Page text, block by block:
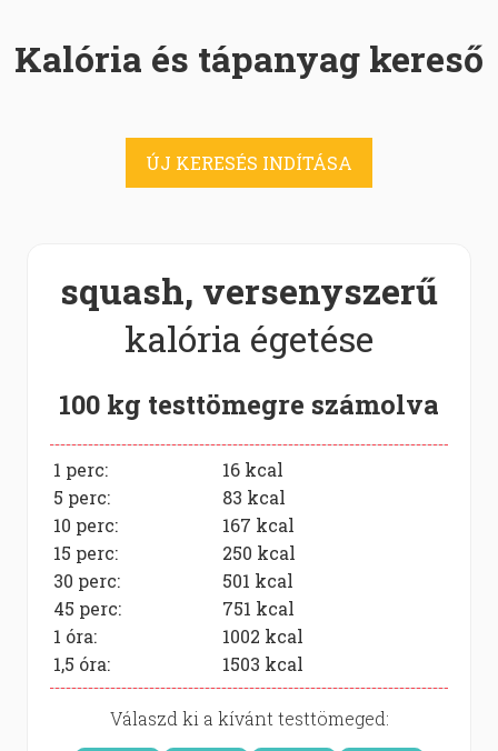
Kalória és tápanyag kereső
ÚJ KERESÉS INDÍTÁSA
squash, versenyszerű
kalória égetése
100 kg testtömegre számolva
1 perc: 16 kcal
5 perc:
83 kcal
10 perc:
167 kcal
15 perc:
250 kcal
30 perc:
501 kcal
45 perc:
751 kcal
1 óra:
1002 kcal
1,5 óra:
1503 kcal
Válaszd ki a kívánt testtömeged: